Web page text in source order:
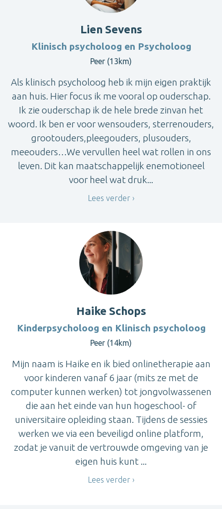
Lien Sevens
Klinisch psycholoog en Psycholoog
Peer (13km)
Als klinisch psycholoog heb ik mijn eigen praktijk
aan huis. Hier focus ik me vooral op ouderschap.
Ik zie ouderschap ik de hele brede zinvan het
woord. Ik ben er voor wensouders, sterrenouders,
grootouders,pleegouders, plusouders,
meeouders…We vervullen heel wat rollen in ons
leven. Dit kan maatschappelijk enemotioneel
voor heel wat druk...
Lees verder
Haike Schops
Kinderpsycholoog en Klinisch psycholoog
Peer (14km)
Mijn naam is Haike en ik bied onlinetherapie aan
voor kinderen vanaf 6 jaar (mits ze met de
computer kunnen werken) tot jongvolwassenen
die aan het einde van hun hogeschool- of
universitaire opleiding staan. Tijdens de sessies
werken we via een beveiligd online platform,
zodat je vanuit de vertrouwde omgeving van je
eigen huis kunt ...
Lees verder